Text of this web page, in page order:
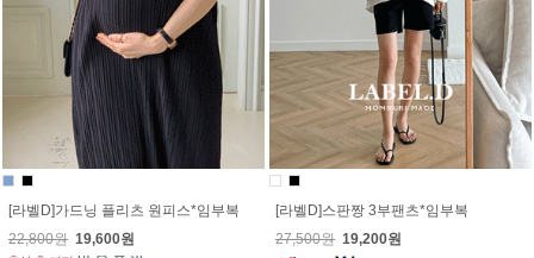
[라벨D]가드닝 플리츠 원피스*임부복
22,800원 19,600원
[라벨D]스판짱 3부팬츠*임부복
27,500원 19,200원